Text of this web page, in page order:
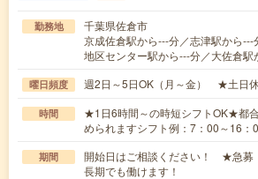
勤務地
千葉県佐倉市
京成佐倉駅から---分／志津駅から---
地区センター駅から---分／大佐倉駅
曜日頻度 週2日～5日OK（月～金） ★土日
時間
★1日6時間～の時短シフトOK★都
められますシフト例：7：00～16
期間
開始日はご相談ください！ ★急募
長期でも働けます！